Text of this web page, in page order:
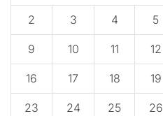
2 3 4 5
9 10 11 12
16 17 18 19
23 24 25 26